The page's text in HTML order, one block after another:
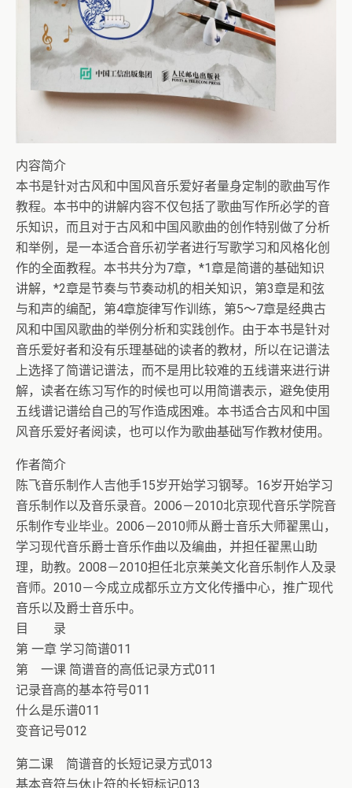
内容简介
本书是针对古风和中国风音乐爱好者量身定制的歌曲写作
教程。本书中的讲解内容不仅包括了歌曲写作所必学的音
乐知识，而且对于古风和中国风歌曲的创作特别做了分析
和举例，是一本适合音乐初学者进行写歌学习和风格化创
作的全面教程。本书共分为7章，*1章是简谱的基础知识
讲解，*2章是节奏与节奏动机的相关知识，第3章是和弦
与和声的编配，第4章旋律写作训练，第5～7章是经典古
风和中国风歌曲的举例分析和实践创作。由于本书是针对
音乐爱好者和没有乐理基础的读者的教材，所以在记谱法
上选择了简谱记谱法，而不是用比较难的五线谱来进行讲
解，读者在练习写作的时候也可以用简谱表示，避免使用
五线谱记谱给自己的写作造成困难。本书适合古风和中国
风音乐爱好者阅读，也可以作为歌曲基础写作教材使用。
作者简介
陈飞音乐制作人吉他手15岁开始学习钢琴。16岁开始学习
音乐制作以及音乐录音。2006－2010北京现代音乐学院音
乐制作专业毕业。2006－2010师从爵士音乐大师翟黑山，
学习现代音乐爵士音乐作曲以及编曲，并担任翟黑山助
理，助教。2008－2010担任北京莱美文化音乐制作人及录
音师。2010－今成立成都乐立方文化传播中心，推广现代
音乐以及爵士音乐中。
目 录
第 一章 学习简谱011
第 一课 简谱音的高低记录方式011
记录音高的基本符号011
什么是乐谱011
变音记号012
第二课 简谱音的长短记录方式013
基本音符与休止符的长短标记013